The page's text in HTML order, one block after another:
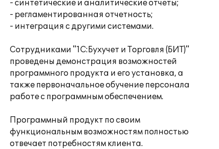
- синтетические и аналитические отчеты;
- регламентированная отчетность;
- интеграция с другими системами.
Сотрудниками "1С:Бухучет и Торговля (БИТ)"
проведены демонстрация возможностей
программного продукта и его установка, а
также первоначальное обучение персонала
работе с программным обеспечением.
Программный продукт по своим
функциональным возможностям полностью
отвечает потребностям клиента.